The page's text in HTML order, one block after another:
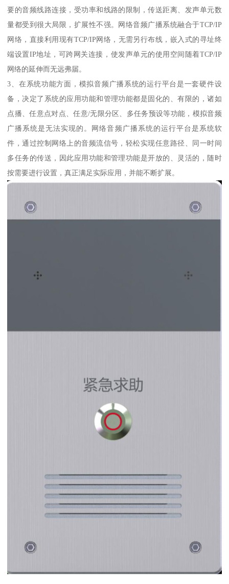
要的音频线路连接，受功率和线路的限制，传送距离、发声单元数
量都受到很大局限，扩展性不强。网络音频广播系统融合于TCP/IP
网络，直接利用现有TCP/IP网络，无需另行布线，嵌入式的寻址终
端设置IP地址，可跨网关连接，使发声单元的使用空间随着TCP/IP
网络的延伸而无远弗届。
3、在系统功能方面，模拟音频广播系统的运行平台是一套硬件设
备，决定了系统的应用功能和管理功能都是固化的、有限的，诸如
点播、任意点对点、任意/无限分区、多任务预设等功能，模拟音频
广播系统是无法实现的。网络音频广播系统的运行平台是系统软
件，通过控制网络上的音频流信号，轻松实现任意路径、同一时间
多任务的传送，因此应用功能和管理功能是开放的、灵活的，随时
按需要进行设置，真正满足实际应用，并能不断扩展。